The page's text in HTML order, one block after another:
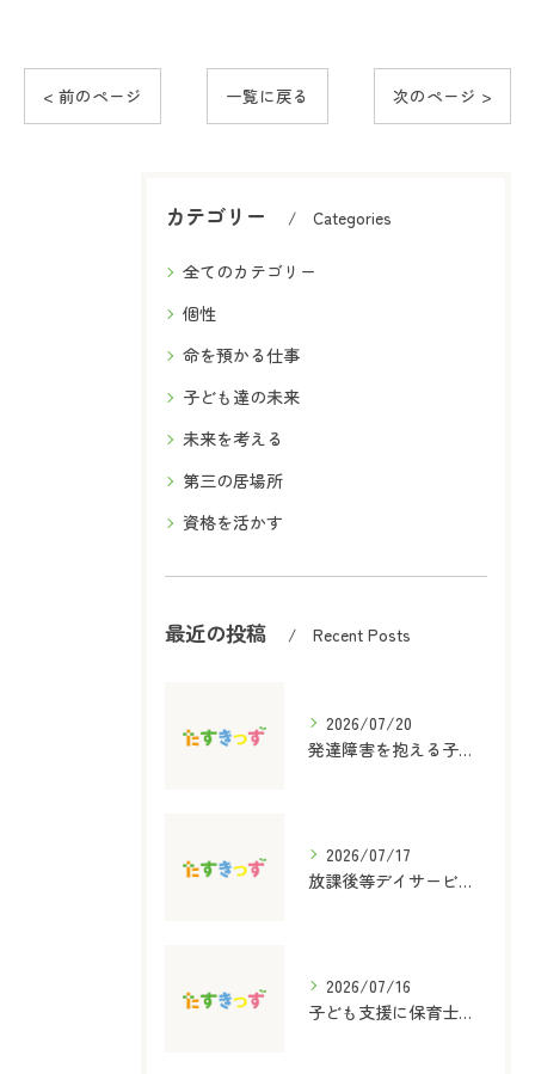
< 前のページ 一覧に戻る 次のページ >
カテゴリー Categories
全てのカテゴリー
個性
命を預かる仕事
子ども達の未来
未来を考える
第三の居場所
資格を活かす
最近の投稿 Recent Posts
2026/07/20
発達障害を抱える子どものための保育士と放課後等デイサービス児童指導員資格取得ガイド
2026/07/17
放課後等デイサービス支援の内容と選び方をわかりやすく解説
2026/07/16
子ども支援に保育士資格を活かす放課後等デイサービスの役割と実践ポイント